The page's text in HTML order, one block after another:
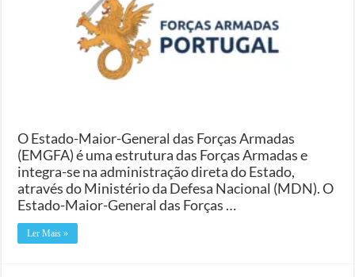
​​O Estado-Maior-General das Forças Armadas
(EMGFA) é uma estrutura das Forças Armadas e
integra-se na administração direta do Estado,
através do Ministério da Defesa Nacional (MDN). O
Estado-Maior-General das Forças …
Ler Mais »